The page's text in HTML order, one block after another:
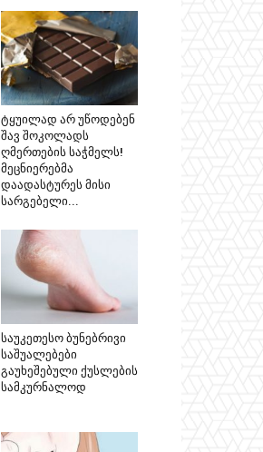
ტყუილად არ უწოდებენ
შავ შოკოლადს
ღმერთების საჭმელს!
მეცნიერებმა
დაადასტურეს მისი
სარგებელი...
საუკეთესო ბუნებრივი
საშუალებები
გაუხეშებული ქუსლების
სამკურნალოდ